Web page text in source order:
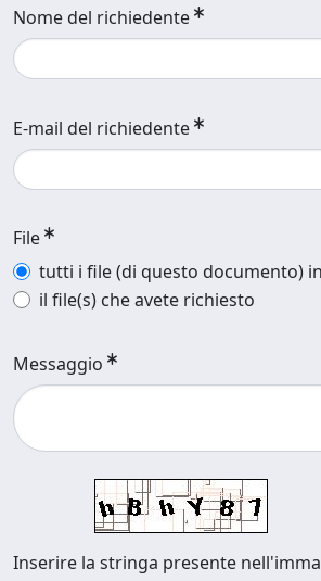
Nome del richiedente
E-mail del richiedente
File
tutti i file (di questo documento)
il file(s) che avete richiesto
Messaggio
Inserire la stringa presente